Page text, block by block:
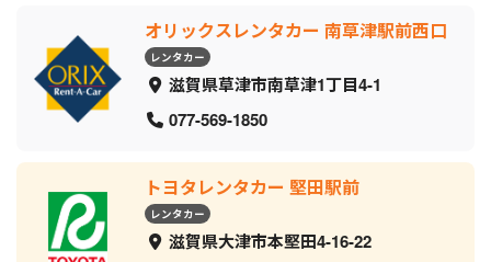
オリックスレンタカー 南草津駅前西口
レンタカー
滋賀県草津市南草津1丁目4-1
077-569-1850
トヨタレンタカー 堅田駅前
レンタカー
滋賀県大津市本堅田4-16-22